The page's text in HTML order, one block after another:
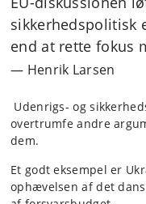
sikkerhedspolitisk
end at rette fokus
Henrik Larsen
Udenrigs- og
overtrumfe andre
dem.
Et godt eksempel er
ophævelsen af det